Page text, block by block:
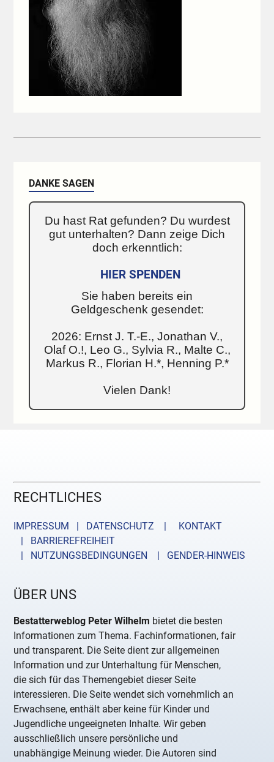
DANKE SAGEN
Du hast Rat gefunden? Du wurdest
gut unterhalten? Dann zeige Dich
doch erkenntlich:
HIER SPENDEN
Sie haben bereits ein
Geldgeschenk gesendet:
2026: Ernst J. T.-E., Jonathan V.,
Olaf O.!, Leo G., Sylvia R., Malte C.,
Markus R., Florian H.*, Henning P.*
Vielen Dank!
RECHTLICHES
IMPRESSUM | DATENSCHUTZ |
KONTAKT
| BARRIEREFREIHEIT
| NUTZUNGSBEDINGUNGEN
| GENDER-HINWEIS
ÜBER UNS
Bestatterweblog Peter Wilhelm bietet die besten
Informationen zum Thema. Fachinformationen, fair
und transparent. Die Seite dient zur allgemeinen
Information und zur Unterhaltung für Menschen,
die sich für das Themengebiet dieser Seite
interessieren. Die Seite wendet sich vornehmlich an
Erwachsene, enthält aber keine für Kinder und
Jugendliche ungeeigneten Inhalte. Wir geben
ausschließlich unsere persönliche und
unabhängige Meinung wieder. Die Autoren sind